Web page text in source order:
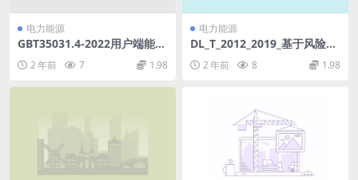
电力能源
GBT35031.4-2022用户端能源
管理系统第4部分：主站与网
关信息交互规范(35.95MB)pd
2 年前 7 1.98
电力能源
DL_T_2012_2019_基于风险预
控的火力发电安全生产管理体
系要求.pdf
2 年前 8 1.98